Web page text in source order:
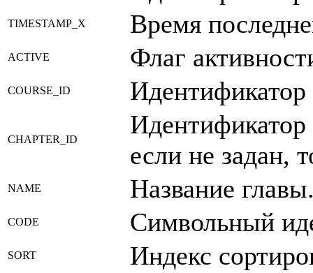
TIMESTAMP_X Время
ACTIVE Флаг
COURSE_ID Идентификатор
CHAPTER_ID
Идентификатор
если не задан,
NAME Название
CODE Символьный
SORT Индекс